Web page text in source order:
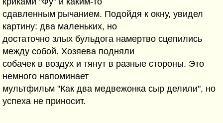
сдавленным рычанием. Подойдя к окну, увидел
картину: два маленьких, но
достаточно злых бульдога намертво сцепились
между собой. Хозяева подняли
собачек в воздух и тянут в разные стороны. Это
немного напоминает
мультфильм "Как два медвежонка сыр делили", но
успеха не приносит.